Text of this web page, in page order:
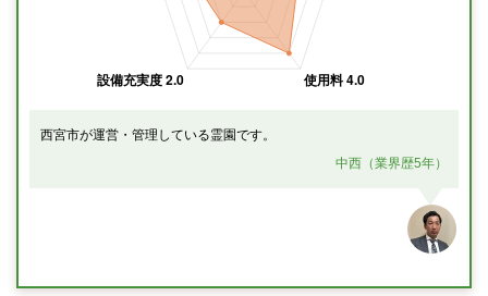
西宮市が運営・管理している霊園です。
中西（業界歴5年）